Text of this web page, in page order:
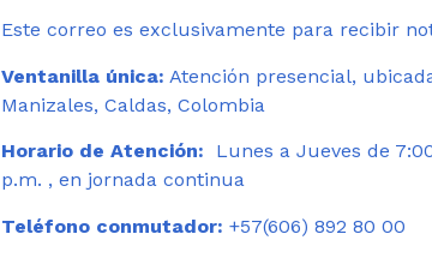
Este correo es exclusivamente para recibir
Ventanilla única: Atención presencial,
Manizales, Caldas, Colombia
Horario de Atención:
Lunes a Jueves de
p.m. , en jornada continua
Teléfono conmutador: +57(606) 892 80 00